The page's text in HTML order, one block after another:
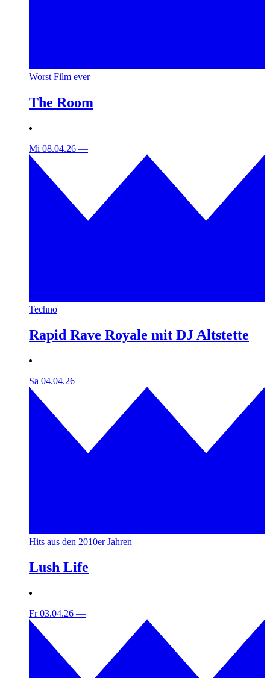
Worst Film ever
The Room
Mi 08.04.26 —
Techno
Rapid Rave Royale mit DJ Altstette
Sa 04.04.26 —
Hits aus den 2010er Jahren
Lush Life
Fr 03.04.26 —